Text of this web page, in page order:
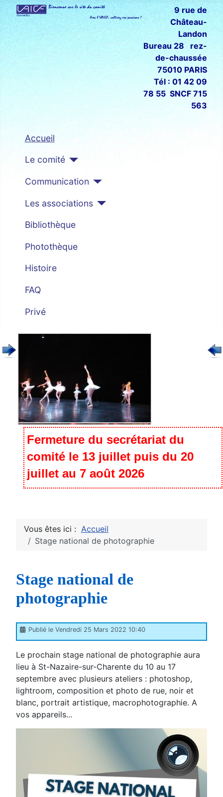
9 rue de
Château-
Landon
Bureau 28 rez-
de-chaussée
75010 PARIS
Tél : 01 42 09
78 55 SNCF 715
563
Accueil
Le comité
Communication
Les associations
Bibliothèque
Photothèque
Histoire
FAQ
Privé
Fermeture du secrétariat du
comité le 13 juillet puis du 20
juillet au 7 août 2026
Vous êtes ici : Accueil
Stage national de photographie
Stage national de
photographie
Publié le Vendredi 25 Mars 2022 10:40
Le prochain stage national de photographie aura
lieu à St-Nazaire-sur-Charente du 10 au 17
septembre avec plusieurs ateliers : photoshop,
lightroom, composition et photo de rue, noir et
blanc, portrait artistique, macrophotographie. A
vos appareils...